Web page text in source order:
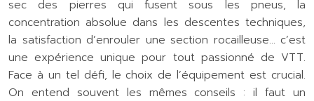
sec des pierres qui fusent sous les pneus, la
concentration absolue dans les descentes techniques,
la satisfaction d’enrouler une section rocailleuse… c’est
une expérience unique pour tout passionné de VTT.
Face à un tel défi, le choix de l’équipement est crucial.
On entend souvent les mêmes conseils : il faut un